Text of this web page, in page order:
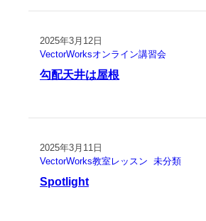
2025年3月12日
VectorWorksオンライン講習会
勾配天井は屋根
2025年3月11日
VectorWorks教室レッスン 未分類
Spotlight